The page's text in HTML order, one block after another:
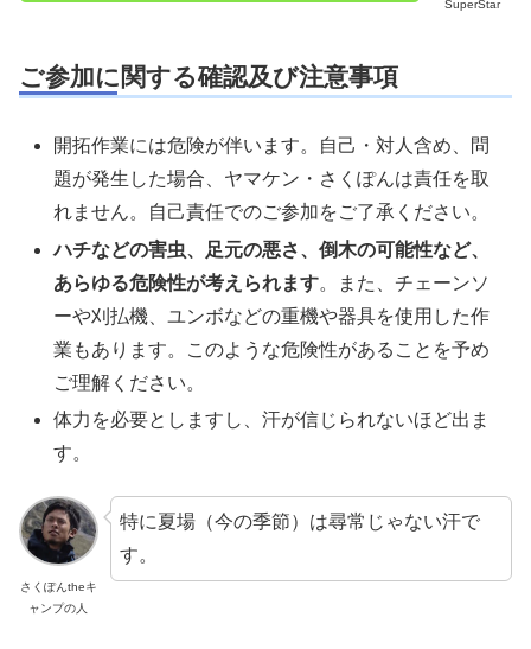
SuperStar
ご参加に関する確認及び注意事項
開拓作業には危険が伴います。自己・対人含め、問
題が発生した場合、ヤマケン・さくぽんは責任を取
れません。自己責任でのご参加をご了承ください。
ハチなどの害虫、足元の悪さ、倒木の可能性など、
あらゆる危険性が考えられます。また、チェーンソ
ーや刈払機、ユンボなどの重機や器具を使用した作
業もあります。このような危険性があることを予め
ご理解ください。
体力を必要としますし、汗が信じられないほど出ま
す。
さくぽんtheキ
ャンプの人
特に夏場（今の季節）は尋常じゃない汗で
す。